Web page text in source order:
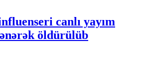
canlı yayım
öldürülüb